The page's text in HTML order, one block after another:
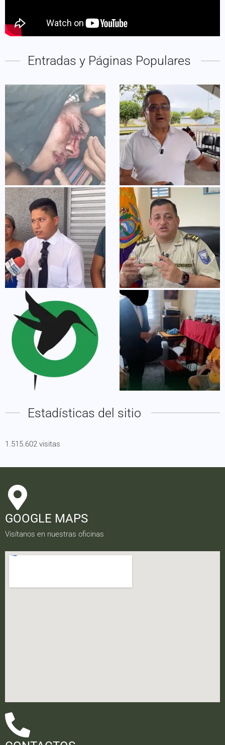
Entradas y Páginas Populares
Estadísticas del sitio
1.515.602 visitas
GOOGLE MAPS
Visítanos en nuestras oficinas